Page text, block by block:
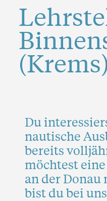
Du
nautische
bereits
möchtest
an der Donau
bist du bei